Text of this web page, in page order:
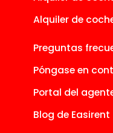
Alquiler de
Preguntas
Póngase en
Portal del
Blog de Easirent